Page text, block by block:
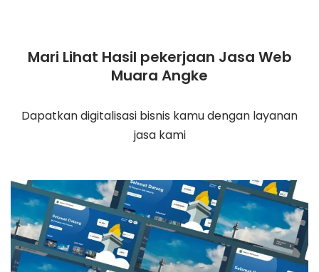
Mari Lihat Hasil pekerjaan Jasa Web
Muara Angke
Dapatkan digitalisasi bisnis kamu dengan layanan
jasa kami